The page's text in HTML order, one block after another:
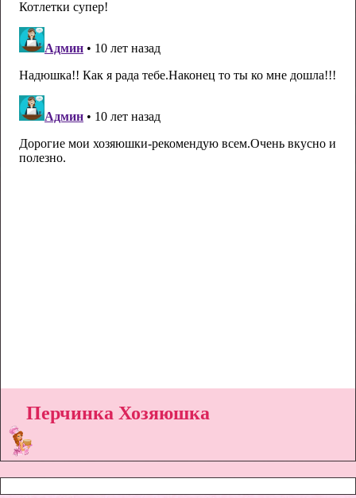
Перчинка Хозяюшка